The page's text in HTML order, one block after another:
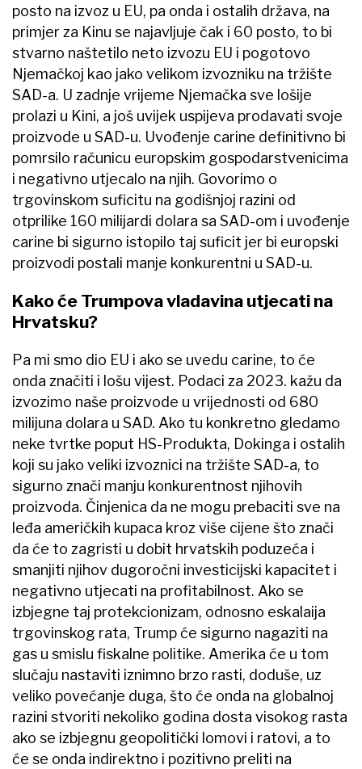
posto na izvoz u EU, pa onda i ostalih država, na
primjer za Kinu se najavljuje čak i 60 posto, to bi
stvarno naštetilo neto izvozu EU i pogotovo
Njemačkoj kao jako velikom izvozniku na tržište
SAD-a. U zadnje vrijeme Njemačka sve lošije
prolazi u Kini, a još uvijek uspijeva prodavati svoje
proizvode u SAD-u. Uvođenje carine definitivno bi
pomrsilo računicu europskim gospodarstvenicima
i negativno utjecalo na njih. Govorimo o
trgovinskom suficitu na godišnjoj razini od
otprilike 160 milijardi dolara sa SAD-om i uvođenje
carine bi sigurno istopilo taj suficit jer bi europski
proizvodi postali manje konkurentni u SAD-u.
Kako će Trumpova vladavina utjecati na
Hrvatsku?
Pa mi smo dio EU i ako se uvedu carine, to će
onda značiti i lošu vijest. Podaci za 2023. kažu da
izvozimo naše proizvode u vrijednosti od 680
milijuna dolara u SAD. Ako tu konkretno gledamo
neke tvrtke poput HS-Produkta, Dokinga i ostalih
koji su jako veliki izvoznici na tržište SAD-a, to
sigurno znači manju konkurentnost njihovih
proizvoda. Činjenica da ne mogu prebaciti sve na
leđa američkih kupaca kroz više cijene što znači
da će to zagristi u dobit hrvatskih poduzeća i
smanjiti njihov dugoročni investicijski kapacitet i
negativno utjecati na profitabilnost. Ako se
izbjegne taj protekcionizam, odnosno eskalaija
trgovinskog rata, Trump će sigurno nagaziti na
gas u smislu fiskalne politike. Amerika će u tom
slučaju nastaviti iznimno brzo rasti, doduše, uz
veliko povećanje duga, što će onda na globalnoj
razini stvoriti nekoliko godina dosta visokog rasta
ako se izbjegnu geopolitički lomovi i ratovi, a to
će se onda indirektno i pozitivno preliti na